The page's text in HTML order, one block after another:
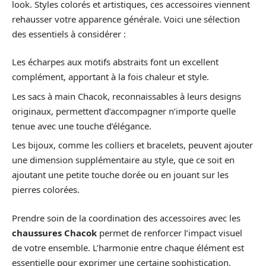
look. Styles colorés et artistiques, ces accessoires viennent
rehausser votre apparence générale. Voici une sélection
des essentiels à considérer :
Les écharpes aux motifs abstraits font un excellent
complément, apportant à la fois chaleur et style.
Les sacs à main Chacok, reconnaissables à leurs designs
originaux, permettent d’accompagner n’importe quelle
tenue avec une touche d’élégance.
Les bijoux, comme les colliers et bracelets, peuvent ajouter
une dimension supplémentaire au style, que ce soit en
ajoutant une petite touche dorée ou en jouant sur les
pierres colorées.
Prendre soin de la coordination des accessoires avec les
chaussures Chacok permet de renforcer l’impact visuel
de votre ensemble. L’harmonie entre chaque élément est
essentielle pour exprimer une certaine sophistication.